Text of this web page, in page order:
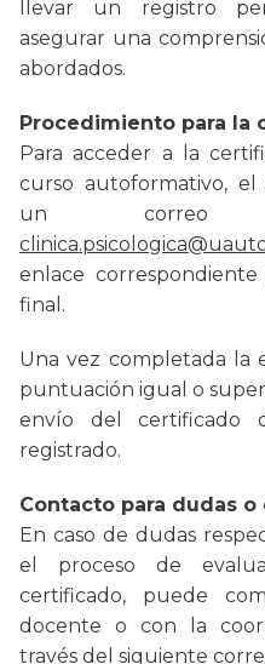
llevar un registro
asegurar una
abordados.
Procedimiento para la
Para acceder a la
curso autoformativo,
un correo
enlace
final.
Una vez completada la
puntuación igual o
envío del certificado
registrado.
Contacto para dudas o
En caso de dudas
el proceso de
certificado, puede
docente o con la
través del siguiente